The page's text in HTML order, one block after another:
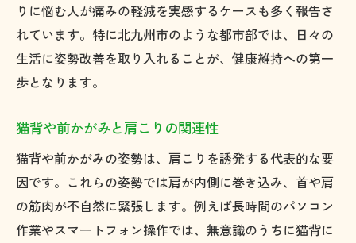
りに悩む人が痛みの軽減を実感するケースも多く報告さ
れています。特に北九州市のような都市部では、日々の
生活に姿勢改善を取り入れることが、健康維持への第一
歩となります。
猫背や前かがみと肩こりの関連性
猫背や前かがみの姿勢は、肩こりを誘発する代表的な要
因です。これらの姿勢では肩が内側に巻き込み、首や肩
の筋肉が不自然に緊張します。例えば長時間のパソコン
作業やスマートフォン操作では、無意識のうちに猫背に